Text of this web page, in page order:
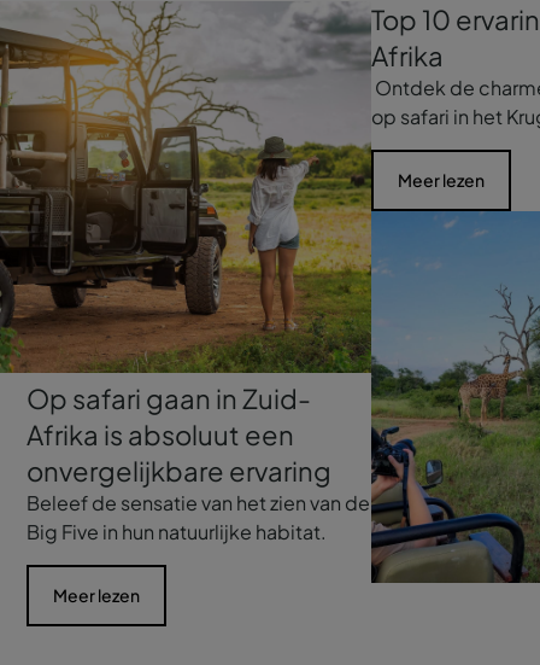
Op safari gaan in Zuid-
Afrika is absoluut een
onvergelijkbare ervaring
Beleef de sensatie van het zien van de
Big Five in hun natuurlijke habitat.
Meer lezen
Top 10
Afrika
Ontdek de
op safari in het
Meer lezen